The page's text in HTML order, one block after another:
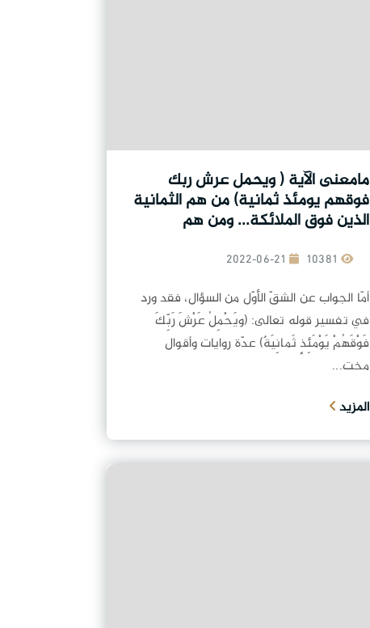
مامعنى الآية ( ويحمل عرش ربك
فوقهم يومئذ ثمانية) من هم الثمانية
الذين فوق الملائكة... ومن هم
2022-06-21
أمّا الجواب عن الشقّ الأوّل من السؤال، فقد ورد
في تفسير قوله تعالى: (ويَحْمِلُ عَرْشَ رَبِّكَ
فَوْقَهُمْ يَوْمَئِذٍ ثَمانِيَةٌ) عدّة روايات وأقوال
مخت...
المزيد